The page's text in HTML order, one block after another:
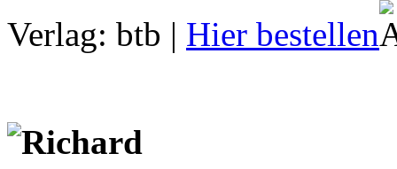
Verlag: btb | Hier bestellen